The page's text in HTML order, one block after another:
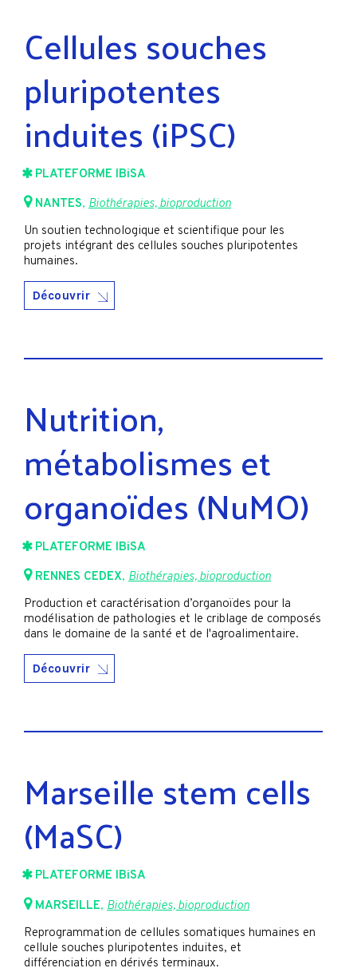
Cellules souches
pluripotentes
induites (iPSC)
PLATEFORME IBiSA
NANTES, Biothérapies, bioproduction
Un soutien technologique et scientifique pour les
projets intégrant des cellules souches pluripotentes
humaines.
Découvrir
Nutrition,
métabolismes et
organoïdes (NuMO)
PLATEFORME IBiSA
RENNES CEDEX, Biothérapies, bioproduction
Production et caractérisation d’organoïdes pour la
modélisation de pathologies et le criblage de composés
dans le domaine de la santé et de l'agroalimentaire.
Découvrir
Marseille stem cells
(MaSC)
PLATEFORME IBiSA
MARSEILLE, Biothérapies, bioproduction
Reprogrammation de cellules somatiques humaines en
cellule souches pluripotentes induites, et
différenciation en dérivés terminaux.